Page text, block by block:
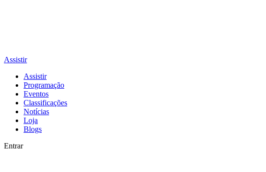
Assistir
Assistir
Programação
Eventos
Classificações
Notícias
Loja
Blogs
Entrar